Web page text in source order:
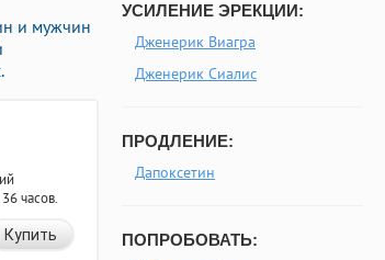
и мужчин
часов.
Купить
УСИЛЕНИЕ ЭРЕКЦИИ:
Дженерик Виагра
Дженерик Сиалис
ПРОДЛЕНИЕ:
Дапоксетин
ПОПРОБОВАТЬ: